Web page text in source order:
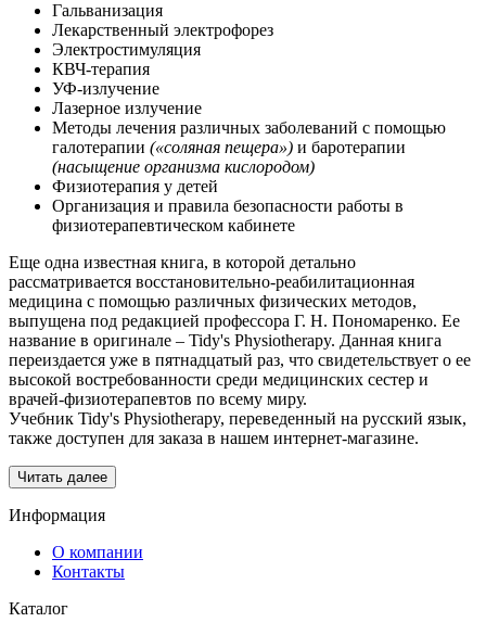
Гальванизация
Лекарственный электрофорез
Электростимуляция
КВЧ-терапия
УФ-излучение
Лазерное излучение
Методы лечения различных заболеваний с помощью
галотерапии («соляная пещера») и баротерапии
(насыщение организма кислородом)
Физиотерапия у детей
Организация и правила безопасности работы в
физиотерапевтическом кабинете
Еще одна известная книга, в которой детально
рассматривается восстановительно-реабилитационная
медицина с помощью различных физических методов,
выпущена под редакцией профессора Г. Н. Пономаренко. Ее
название в оригинале – Tidy's Physiotherapy. Данная книга
переиздается уже в пятнадцатый раз, что свидетельствует о ее
высокой востребованности среди медицинских сестер и
врачей-физиотерапевтов по всему миру.
Учебник Tidy's Physiotherapy, переведенный на русский язык,
также доступен для заказа в нашем интернет-магазине.
Читать далее
Информация
О компании
Контакты
Каталог